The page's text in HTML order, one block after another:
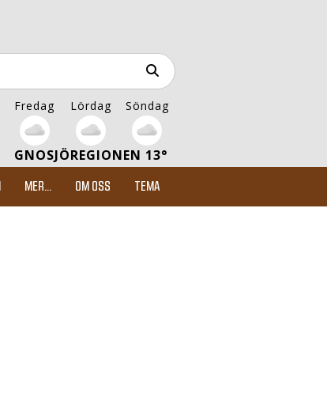
Fredag Lördag Söndag
GNOSJÖREGIONEN 13°
MER... OM OSS TEMA